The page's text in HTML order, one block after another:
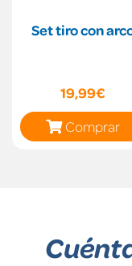
Set tiro con
19,99€
Comprar